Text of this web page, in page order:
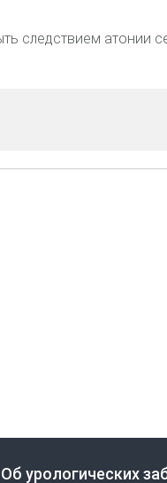
следствием атонии
Об урологических